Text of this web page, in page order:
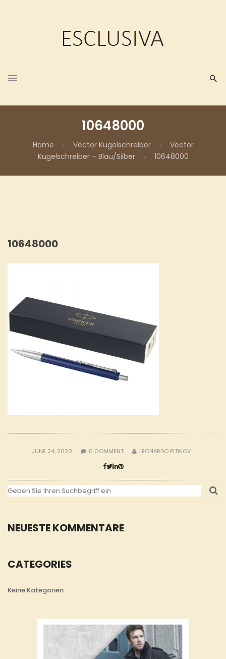
10648000
Home Vector Kugelschreiber
Vector
Kugelschreiber – Blau/Silber
10648000
NEUESTE KOMMENTARE
CATEGORIES
Keine Kategorien
10648000
JUNE 24, 2020 0 COMMENT LEONARDO PITIKOV